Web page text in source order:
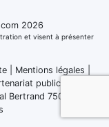
2026
et visent à présenter
| Mentions légales
publicitaire
Bertrand 75007 Paris